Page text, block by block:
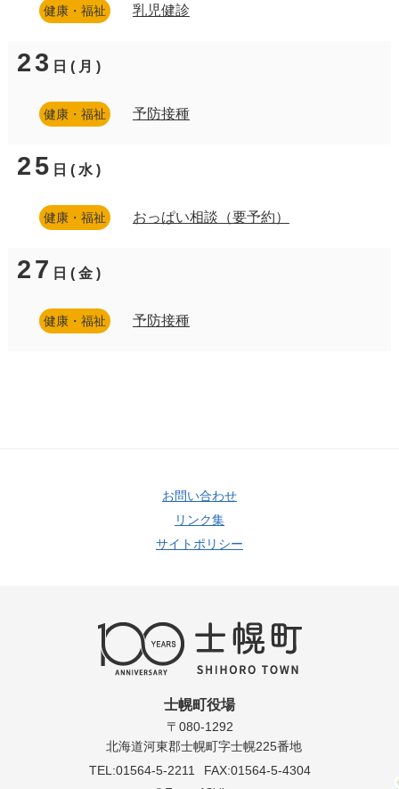
健康・福祉 乳児健診
23 日(月)
健康・福祉 予防接種
25 日(水)
健康・福祉 おっぱい相談（要予約）
27 日(金)
健康・福祉 予防接種
お問い合わせ
リンク集
サイトポリシー
士幌町役場
〒080-1292
北海道河東郡士幌町字士幌225番地
TEL:01564-5-2211
FAX:01564-5-4304